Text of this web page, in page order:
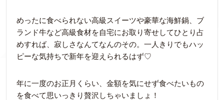
めったに食べられない高級スイーツや豪華な海鮮鍋、ブ
ランド牛など高級食材を自宅にお取り寄せしてひとり占
めすれば、寂しさなんてなんのその。一人きりでもハッ
ピーな気持ちで新年を迎えられるはず♡
年に一度のお正月くらい、金額を気にせず食べたいもの
を食べて思いっきり贅沢しちゃいましょ！